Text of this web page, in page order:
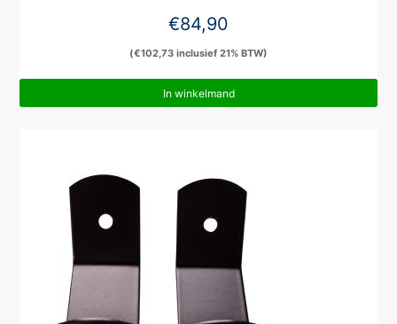
€84,90
(€102,73 inclusief 21% BTW)
In winkelmand